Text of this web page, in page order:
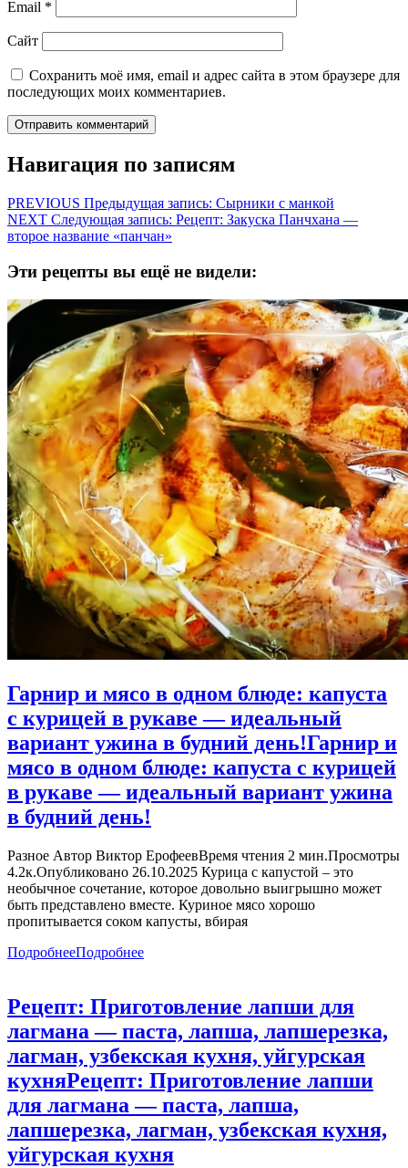
Email *
Сайт
Сохранить моё имя, email и адрес сайта в этом браузере для
последующих моих комментариев.
Навигация по записям
PREVIOUS Предыдущая запись: Сырники с манкой
NEXT Следующая запись: Рецепт: Закуска Панчхана —
второе название «панчан»
Эти рецепты вы ещё не видели:
Гарнир и мясо в одном блюде: капуста
с курицей в рукаве — идеальный
вариант ужина в будний день!Гарнир и
мясо в одном блюде: капуста с курицей
в рукаве — идеальный вариант ужина
в будний день!
Разное Автор Виктор ЕрофеевВремя чтения 2 мин.Просмотры
4.2к.Опубликовано 26.10.2025 Курица с капустой – это
необычное сочетание, которое довольно выигрышно может
быть представлено вместе. Куриное мясо хорошо
пропитывается соком капусты, вбирая
ПодробнееПодробнее
Рецепт: Приготовление лапши для
лагмана — паста, лапша, лапшерезка,
лагман, узбекская кухня, уйгурская
кухняРецепт: Приготовление лапши
для лагмана — паста, лапша,
лапшерезка, лагман, узбекская кухня,
уйгурская кухня